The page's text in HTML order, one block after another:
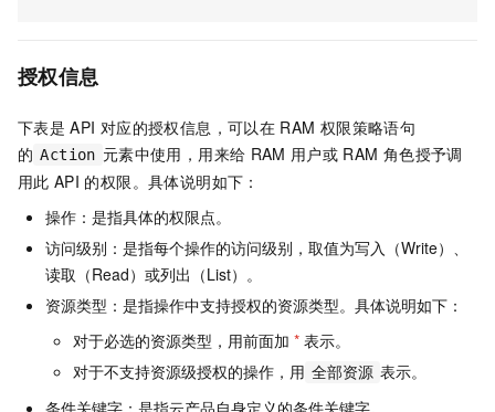
授权信息
下表是 API 对应的授权信息，可以在 RAM 权限策略语句
的 Action 元素中使用，用来给 RAM 用户或 RAM 角色授予调
用此 API 的权限。具体说明如下：
操作：是指具体的权限点。
访问级别：是指每个操作的访问级别，取值为写入（Write）、
读取（Read）或列出（List）。
资源类型：是指操作中支持授权的资源类型。具体说明如下：
对于必选的资源类型，用前面加 * 表示。
对于不支持资源级授权的操作，用 全部资源 表示。